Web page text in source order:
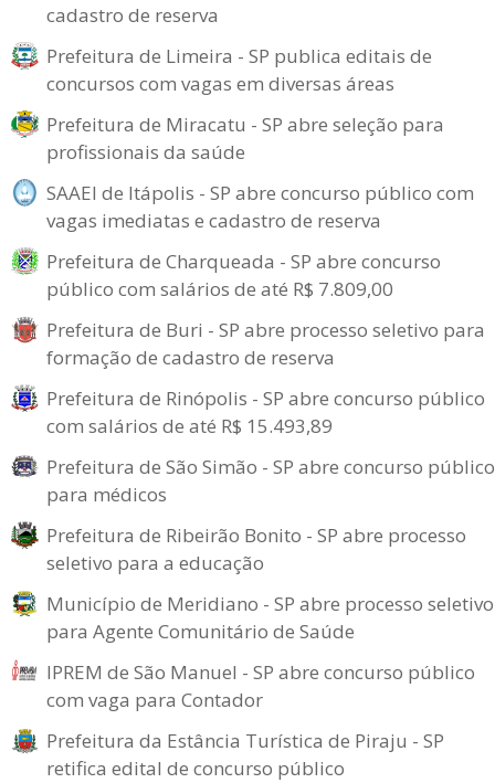
cadastro de reserva
Prefeitura de Limeira - SP publica editais de
concursos com vagas em diversas áreas
Prefeitura de Miracatu - SP abre seleção para
profissionais da saúde
SAAEI de Itápolis - SP abre concurso público com
vagas imediatas e cadastro de reserva
Prefeitura de Charqueada - SP abre concurso
público com salários de até R$ 7.809,00
Prefeitura de Buri - SP abre processo seletivo para
formação de cadastro de reserva
Prefeitura de Rinópolis - SP abre concurso público
com salários de até R$ 15.493,89
Prefeitura de São Simão - SP abre concurso público
para médicos
Prefeitura de Ribeirão Bonito - SP abre processo
seletivo para a educação
Município de Meridiano - SP abre processo seletivo
para Agente Comunitário de Saúde
IPREM de São Manuel - SP abre concurso público
com vaga para Contador
Prefeitura da Estância Turística de Piraju - SP
retifica edital de concurso público